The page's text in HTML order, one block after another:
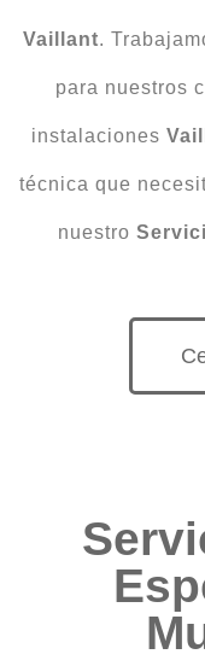
Vaillant.
para nuestros
instalaciones
técnica que
nuestro